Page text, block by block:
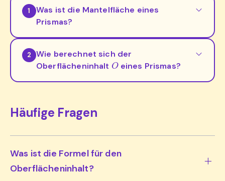
1
Was ist die Mantelfläche eines
Prismas?
2
Wie berechnet sich der
Oberflächeninhalt Oeines Prismas?
Häufige Fragen
Was ist die Formel für den
Oberflächeninhalt?